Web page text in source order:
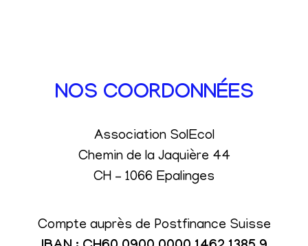
NOS COORDONNÉES
Association SolEcol
Chemin de la Jaquière 44
CH – 1066 Epalinges
Compte auprès de Postfinance Suisse